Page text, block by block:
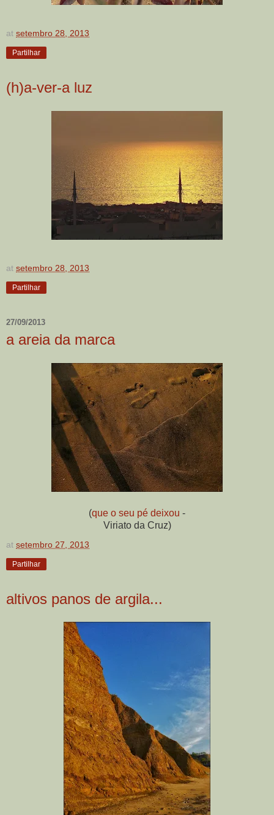
at setembro 28, 2013
Partilhar
(h)a-ver-a luz
at setembro 28, 2013
Partilhar
27/09/2013
a areia da marca
(que o seu pé deixou -
Viriato da Cruz)
at setembro 27, 2013
Partilhar
altivos panos de argila...